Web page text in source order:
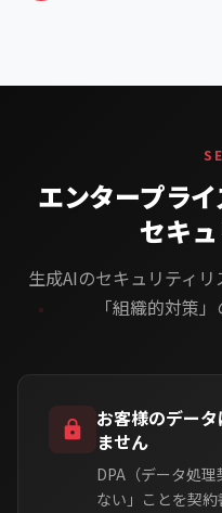
エンタープラ
セキ
生成AIのセキュリティ
「組織的対策
お客様のデー
ません
DPA（データ処
ない」ことを契約